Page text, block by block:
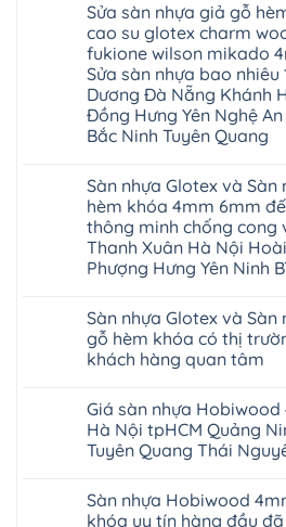
bình
luận
ở
Sàn
gỗ
AURUM
Floor
Báo
giá
Sàn
Floor
nhập
khẩu
Malaysia
RUM
14
AI
13
RUM
AI
35
AI
AI
37
AI
dày
12mm
to
tại
Hà
Sửa sàn nhựa giả gỗ
cao su glotex charm
fukione wilson mikado
Sửa sàn nhựa bao
Dương Đà Nẵng Khánh
Đồng Hưng Yên Nghệ
Bắc Ninh Tuyên Quang
bình
luận
ở
Sửa
sàn
nhựa
giả
khóa
4mm
6mm
đế
cao
charm
wood
hobiwood
kosmos
mikado
4mm
Sàn nhựa Glotex và
hèm khóa 4mm 6mm
thông minh chống cong
Thanh Xuân Hà Nội
Phượng Hưng Yên Ninh
bình
luận
ở
Sàn
và
Sàn
nhựa
Hobiwood
giả
khóa
4mm
Sàn nhựa Glotex và
gỗ hèm khóa có thị
khách hàng quan tâm
bình
luận
ở
Sàn
nhựa
và
Sàn
nhựa
Giá sàn nhựa
Hà Nội tpHCM Quảng
Tuyên Quang Thái
bình
luận
Sàn nhựa Hobiwood
khóa uy tín hàng đầu